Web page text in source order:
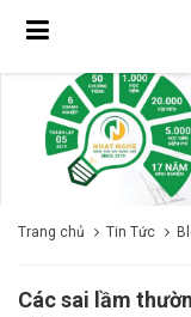
Trang chủ Tin Tức
Các sai lầm